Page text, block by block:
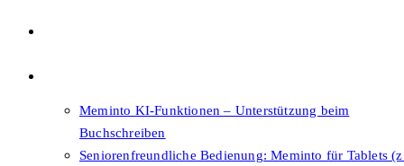
Meminto KI-Funktionen – Unterstützung beim
Buchschreiben
Seniorenfreundliche Bedienung: Meminto für Tablets